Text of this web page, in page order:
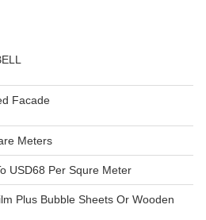
Facade
Meters
USD68 Per Squre Meter
Plus Bubble Sheets Or Wooden